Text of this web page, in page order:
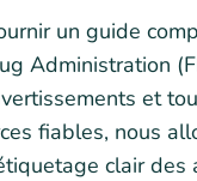
un guide
Administration
et
fiables, nous
clair